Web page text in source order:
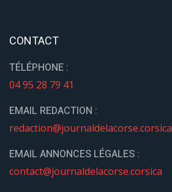
CONTACT
TÉLÉPHONE :
04 95 28 79 41
EMAIL REDACTION :
redaction@journaldelacorse.corsica
EMAIL ANNONCES LÉGALES :
contact@journaldelacorse.corsica